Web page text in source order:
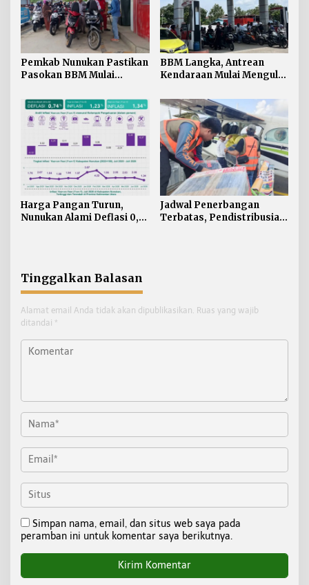
Pemkab Nunukan Pastikan
Pasokan BBM Mulai
Didistribusikan
BBM Langka, Antrean
Kendaraan Mulai Mengular
Nunukan
Harga Pangan Turun,
Nunukan Alami Deflasi 0,74
Jadwal Penerbangan
Terbatas, Pendistribusian
Tinggalkan Balasan
Alamat email Anda tidak akan dipublikasikan. Ruas yang wajib
ditandai *
Simpan nama, email, dan situs web saya pada
peramban ini untuk komentar saya berikutnya.